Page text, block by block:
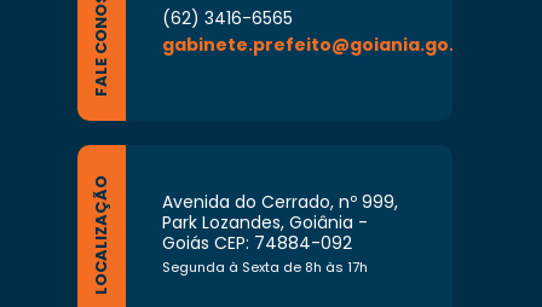
FALE CONOSCO
(62) 3416-6565
gabinete.prefeito@goiania.go.gov.br
LOCALIZAÇÃO
Avenida do Cerrado, nº 999,
Park Lozandes, Goiânia -
Goiás CEP: 74884-092
Segunda à Sexta de 8h às 17h